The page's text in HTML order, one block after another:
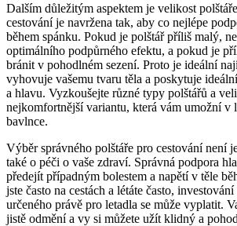
Dalším důležitým​ aspektem je velikost
cestování je navržena⁤ tak, aby co nejlépe‌
během ‍spánku.‌ Pokud⁣ je ⁢polštář příliš ​malý,
optimálního ​podpůrného efektu, a pokud⁤ je⁢
bránit v pohodlném sezení. Proto je‌ ideální
⁣vyhovuje vašemu tvaru těla ‍a ⁣poskytuje
a ⁣hlavu. Vyzkoušejte různé typy ⁣polštářů a
nejkomfortnější ‌variantu,⁣ která​ vám umožní v
bavlnce.
Výběr⁢ správného polštáře pro ‌cestování není
také o péči o vaše zdraví.⁤ Správná podpora
‌předejít ⁤případným bolestem ‌a napětí ‍v těle​
jste často ‌na cestách a létáte často,
určeného ⁤právě pro letadla se může vyplatit.
jistě odmění a vy si ‍můžete užít⁣ klidný‍ a⁢